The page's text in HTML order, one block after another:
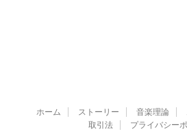
ホーム ストーリー 音楽理論
取引法
プライバシー